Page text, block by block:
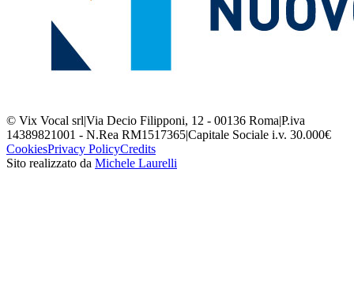
© Vix Vocal srl|Via Decio Filipponi, 12 - 00136 Roma|P.iva
14389821001 - N.Rea RM1517365|Capitale Sociale i.v. 30.000€
CookiesPrivacy PolicyCredits
Sito realizzato da Michele Laurelli